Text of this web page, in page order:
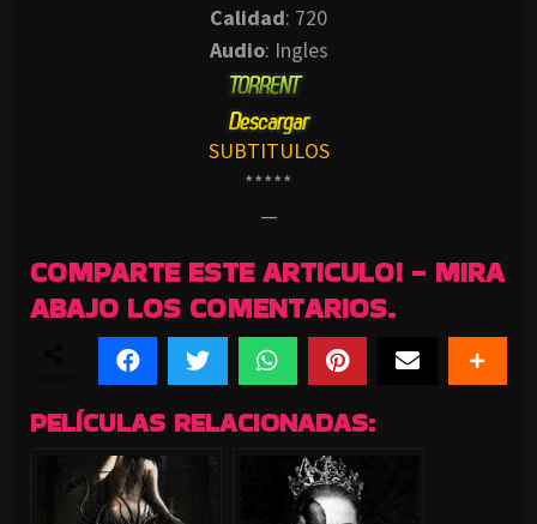
Calidad: 720
Audio: Ingles
SUBTITULOS
*****
—
COMPARTE ESTE ARTICULO! - MIRA
ABAJO LOS COMENTARIOS.
PELÍCULAS RELACIONADAS: